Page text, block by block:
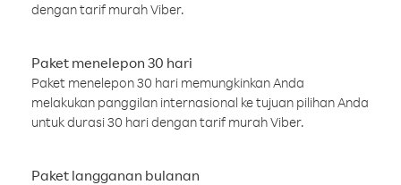
dengan tarif murah Viber.
Paket menelepon 30 hari
Paket menelepon 30 hari memungkinkan Anda
melakukan panggilan internasional ke tujuan pilihan Anda
untuk durasi 30 hari dengan tarif murah Viber.
Paket langganan bulanan